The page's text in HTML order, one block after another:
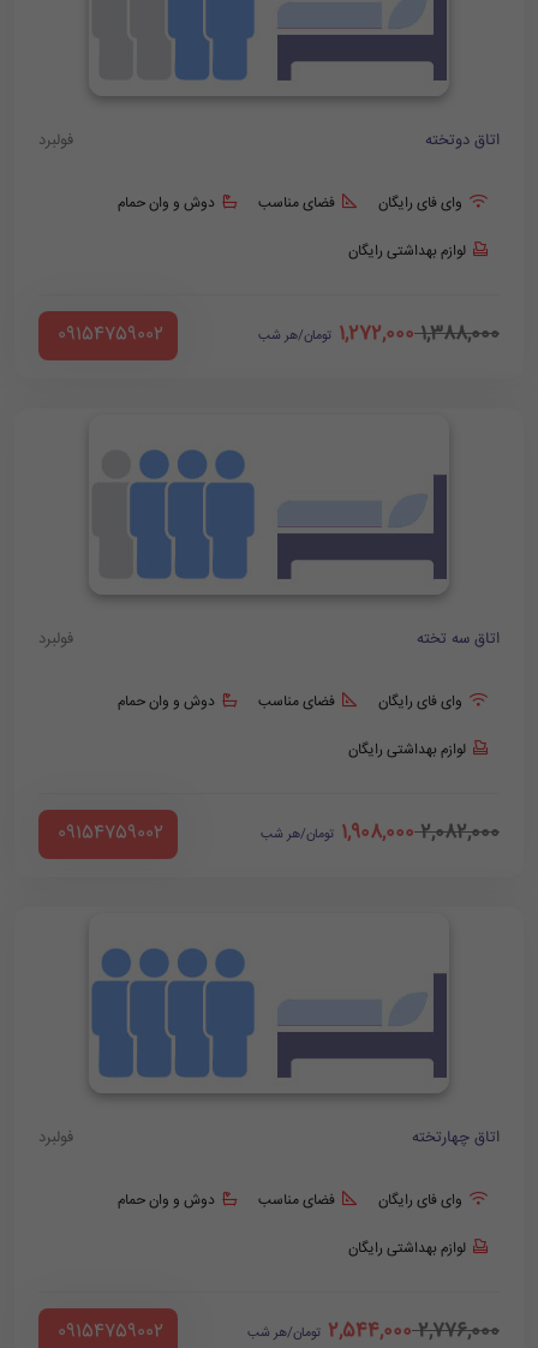
اتاق دوتخته فولبرد
وای فای رایگان فضای مناسب دوش و وان حمام
لوازم بهداشتی رایگان
1,388,000
1,272,000 تومان/هر شب ‪ 09154759002
اتاق سه تخته فولبرد
وای فای رایگان فضای مناسب دوش و وان حمام
لوازم بهداشتی رایگان
2,082,000
1,908,000 تومان/هر شب ‪ 09154759002
اتاق چهارتخته فولبرد
وای فای رایگان فضای مناسب دوش و وان حمام
لوازم بهداشتی رایگان
2,776,000
2,544,000 تومان/هر شب ‪ 09154759002